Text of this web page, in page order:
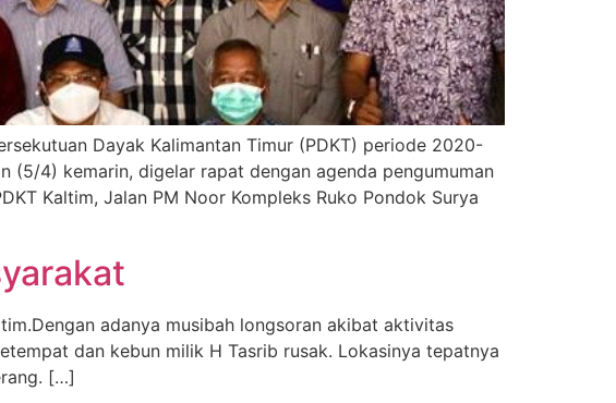
Dayak Kalimantan Timur (PDKT) periode 2020-
(5/4) kemarin, digelar rapat dengan agenda pengumuman
Kaltim, Jalan PM Noor Kompleks Ruko Pondok Surya
adanya musibah longsoran akibat aktivitas
dan kebun milik H Tasrib rusak. Lokasinya tepatnya
[…]